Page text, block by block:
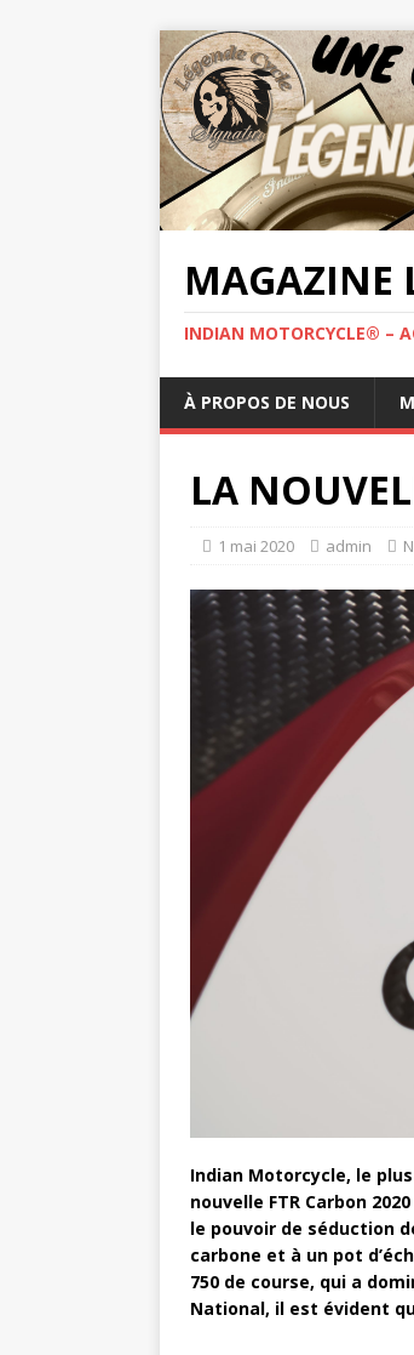
MAGAZINE
INDIAN MOTORCYCLE® –
À PROPOS DE NOUS
LA
1 mai 2020 admin
Indian Motorcycle, le
nouvelle FTR Carbon
le pouvoir de séduction
carbone et à un pot
750 de course, qui a
National, il est évident